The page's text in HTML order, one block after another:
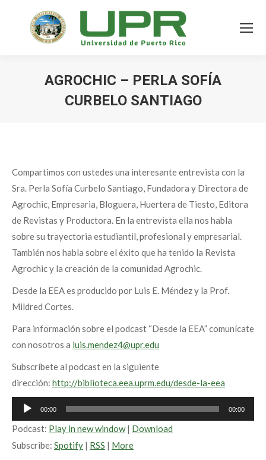
AGROCHIC – PERLA SOFÍA
CURBELO SANTIAGO
Compartimos con ustedes una interesante entrevista con la
Sra. Perla Sofía Curbelo Santiago, Fundadora y Directora de
Agrochic, Empresaria, Bloguera, Huertera de Tiesto, Editora
de Revistas y Productora. En la entrevista ella nos habla
sobre su trayectoria estudiantil, profesional y empresarial.
También nos habla sobre el éxito que ha tenido la Revista
Agrochic y la creación de la comunidad Agrochic.
Desde la EEA es producido por Luis E. Méndez y la Prof.
Mildred Cortes.
Para información sobre el podcast “Desde la EEA” comunícate
con nosotros a luis.mendez4@upr.edu
Subscríbete al podcast en la siguiente
dirección: http://biblioteca.eea.uprm.edu/desde-la-eea
Audio
Player
00:00 00:00
Podcast: Play in new window| Download
Subscribe: Spotify | RSS | More